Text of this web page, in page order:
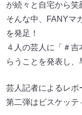
が続々と自宅から笑
そんな中、FANYマ
を発足！
４人の芸人に「＃
らうことを発表し、
芸人記者によるレポ
第二弾はビスケッテ